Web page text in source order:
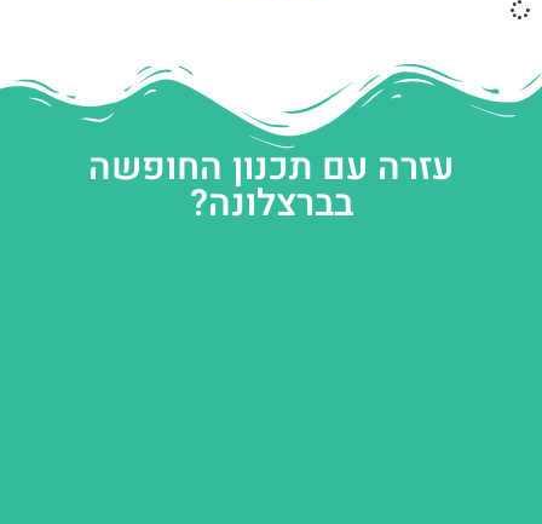
עזרה עם תכנון החופשה
בברצלונה?